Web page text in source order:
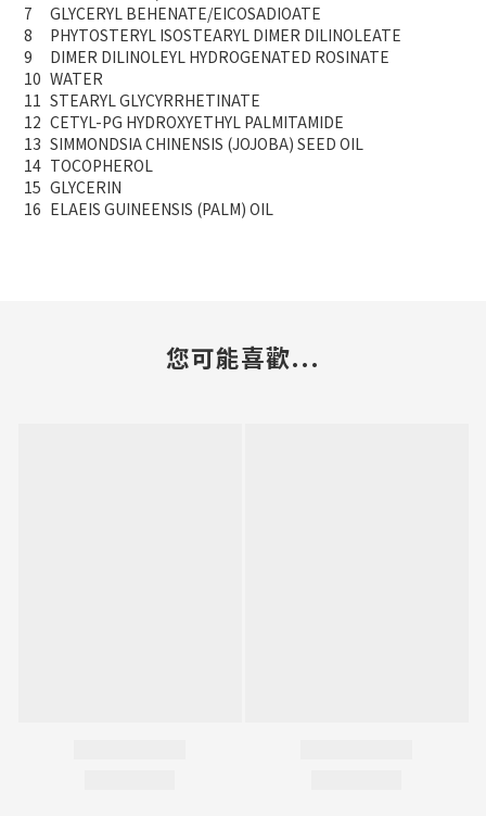
7
GLYCERYL BEHENATE/EICOSADIOATE
8
PHYTOSTERYL ISOSTEARYL DIMER DILINOLEATE
9
DIMER DILINOLEYL HYDROGENATED ROSINATE
10 WATER
11 STEARYL GLYCYRRHETINATE
12 CETYL-PG HYDROXYETHYL PALMITAMIDE
13 SIMMONDSIA CHINENSIS (JOJOBA) SEED OIL
14 TOCOPHEROL
15 GLYCERIN
16 ELAEIS GUINEENSIS (PALM) OIL
您可能喜歡...